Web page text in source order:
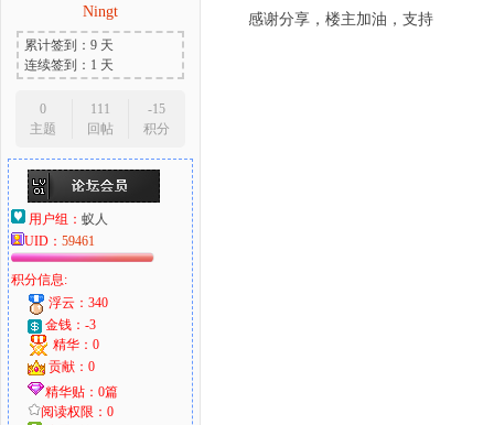
Ningt
累计签到：9 天
连续签到：1 天
0
主题
111
回帖
-15
积分
用户组： 蚁人
UID： 59461
积分信息:
浮云：340
金钱：-3
精华：0
贡献：0
精华贴：0篇
阅读权限：0
感谢分享，楼主加油，支持